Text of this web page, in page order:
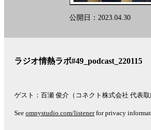
公開日：2023.04.30
ラジオ情熱ラボ#49_podcast_220115
ゲスト：百瀬 俊介（コネクト株式会社 代表取
See omnystudio.com/listenerfor privacy